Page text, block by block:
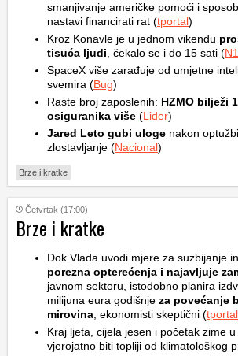
smanjivanje američke pomoći i
nastavi financirati rat (tportal)
Kroz Konavle je u jednom vikendu
tisuća ljudi , čekalo se i do 15 sati (N1
SpaceX više zarađuje od umjetne
svemira (Bug)
Raste broj zaposlenih: HZMO bilježi
osiguranika više (Lider)
Jared Leto gubi uloge nakon
zlostavljanje (Nacional)
Brze i kratke
Četvrtak (17:00)
Brze i kratke
Dok Vlada uvodi mjere za suzbijanje
porezna opterećenja i najavljuje
javnom sektoru, istodobno planira
milijuna eura godišnje za povećanje
mirovina , ekonomisti skeptični (tportal
Kraj ljeta, cijela jesen i početak zime
vjerojatno biti topliji od klimatološkog